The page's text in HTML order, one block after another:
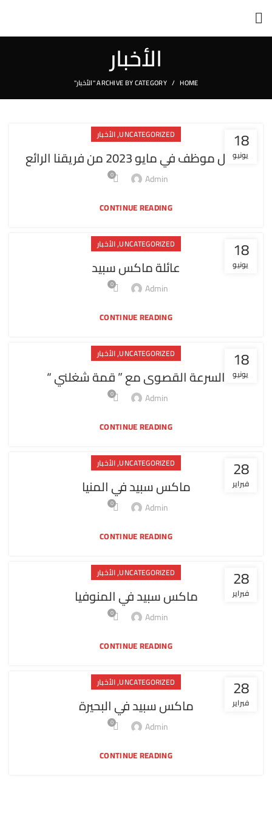
الأخبار
HOME ARCHIVE BY CATEGORY "الأخبار"
18
يونيو
UNCATEGORIZED
,الأخبار
أفضل موظف في مايو 2023 من فريقنا الرائع
Admin
0
CONTINUE READING
18
يونيو
UNCATEGORIZED
,الأخبار
عائلة ماكس سبيد
Admin
0
CONTINUE READING
18
يونيو
UNCATEGORIZED
,الأخبار
السرعة القصوى مع ” قمة شغلني “
Admin
0
CONTINUE READING
28
فبراير
UNCATEGORIZED
,الأخبار
ماكس سبيد في المنيا
Admin
0
CONTINUE READING
28
فبراير
UNCATEGORIZED
,الأخبار
ماكس سبيد في المنوفيا
Admin
0
CONTINUE READING
28
فبراير
UNCATEGORIZED
,الأخبار
ماكس سبيد في البحيرة
Admin
0
CONTINUE READING